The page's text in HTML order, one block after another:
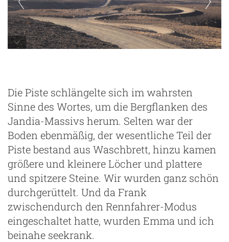
Die Piste schlängelte sich im wahrsten
Sinne des Wortes, um die Bergflanken des
Jandia-Massivs herum. Selten war der
Boden ebenmäßig, der wesentliche Teil der
Piste bestand aus Waschbrett, hinzu kamen
größere und kleinere Löcher und plattere
und spitzere Steine. Wir wurden ganz schön
durchgerüttelt. Und da Frank
zwischendurch den Rennfahrer-Modus
eingeschaltet hatte, wurden Emma und ich
beinahe seekrank.